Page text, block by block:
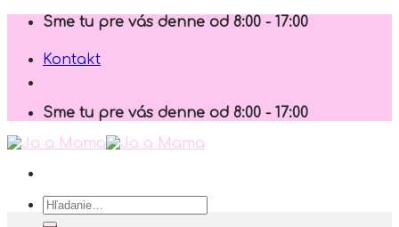
Skip
content
Sme tu pre vás denne od 8:00 - 17:00
Kontakt
Sme tu pre vás denne od 8:00 - 17:00
Hľadať: